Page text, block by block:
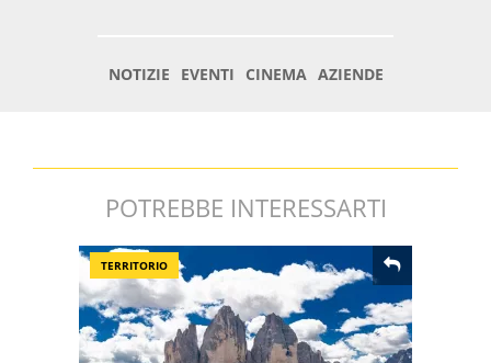
POTREBBE INTERESSARTI
TERRITORIO